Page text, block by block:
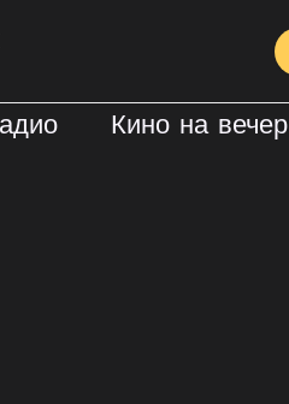
Кино на вечер